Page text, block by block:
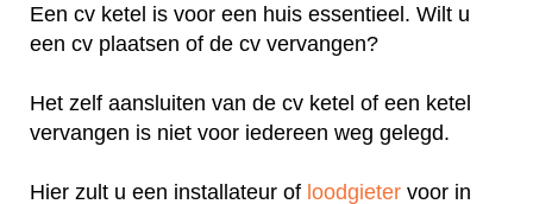
Een cv ketel is voor een huis essentieel. Wilt u
een cv plaatsen of de cv vervangen?
Het zelf aansluiten van de cv ketel of een ketel
vervangen is niet voor iedereen weg gelegd.
Hier zult u een installateur of loodgieter voor in